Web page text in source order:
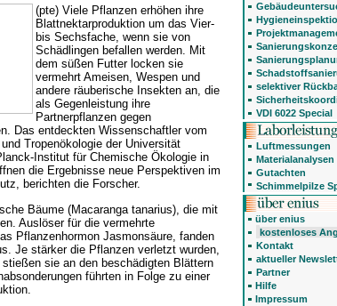
(pte) Viele Pflanzen erhöhen ihre
Blattnektarproduktion um das Vier-
bis Sechsfache, wenn sie von
Schädlingen befallen werden. Mit
dem süßen Futter locken sie
vermehrt Ameisen, Wespen und
andere räuberische Insekten an, die
als Gegenleistung ihre
Partnerpflanzen gegen
Das entdeckten Wissenschaftler vom
Tropenökologie der Universität
Institut für Chemische Ökologie in
die Ergebnisse neue Perspektiven im
berichten die Forscher.
Bäume (Macaranga tanarius), die mit
Auslöser für die vermehrte
Pflanzenhormon Jasmonsäure, fanden
Je stärker die Pflanzen verletzt wurden,
sie an den beschädigten Blättern
führten in Folge zu einer
selektiver
VDI 6022 Special
Luftmessungen
Materialanalysen
Gutachten
Schimmelpilze
über enius
kostenloses
Kontakt
aktueller
Partner
Hilfe
Impressum